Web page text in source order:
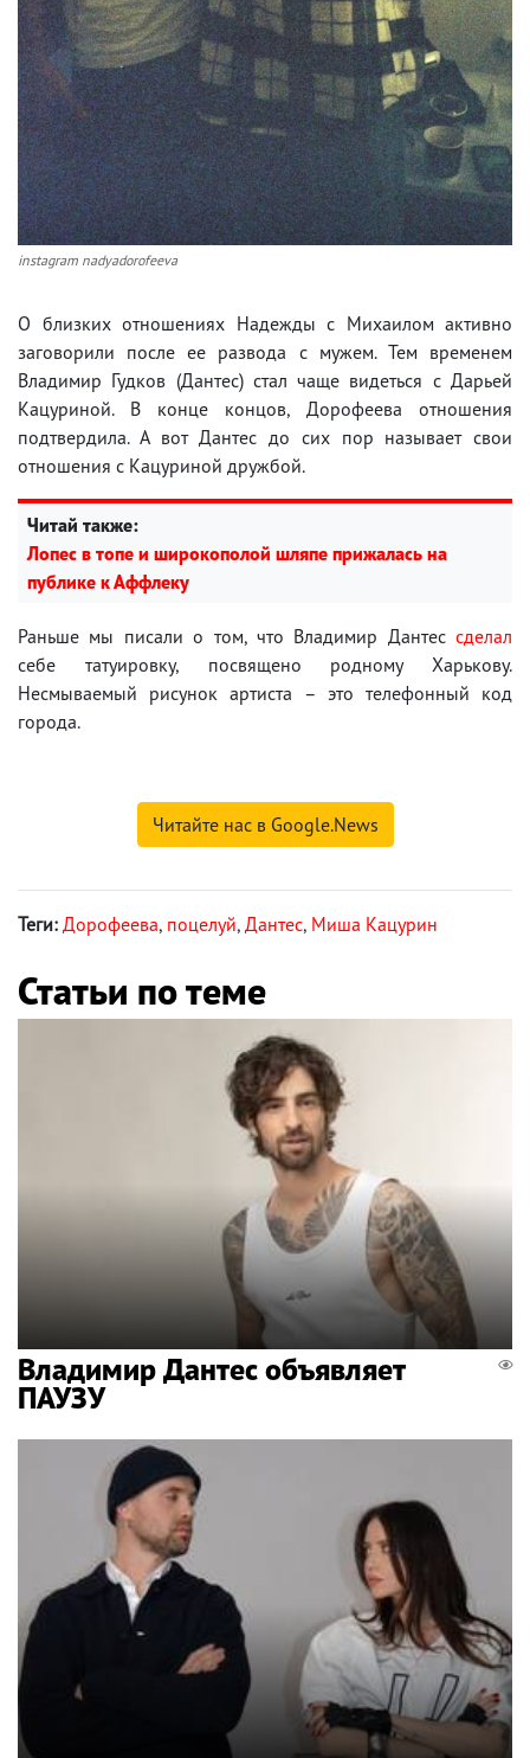
instagram nadyadorofeeva
О близких отношениях Надежды с Михаилом активно
заговорили после ее развода с мужем. Тем временем
Владимир Гудков (Дантес) стал чаще видеться с Дарьей
Кацуриной. В конце концов, Дорофеева отношения
подтвердила. А вот Дантес до сих пор называет свои
отношения с Кацуриной дружбой.
Читай также:
Лопес в топе и широкополой шляпе прижалась на
публике к Аффлеку
Раньше мы писали о том, что Владимир Дантес сделал
себе татуировку, посвящено родному Харькову.
Несмываемый рисунок артиста – это телефонный код
города.
Читайте нас в Google.News
Теги: Дорофеева, поцелуй, Дантес, Миша Кацурин
Статьи по теме
Владимир Дантес объявляет
ПАУЗУ